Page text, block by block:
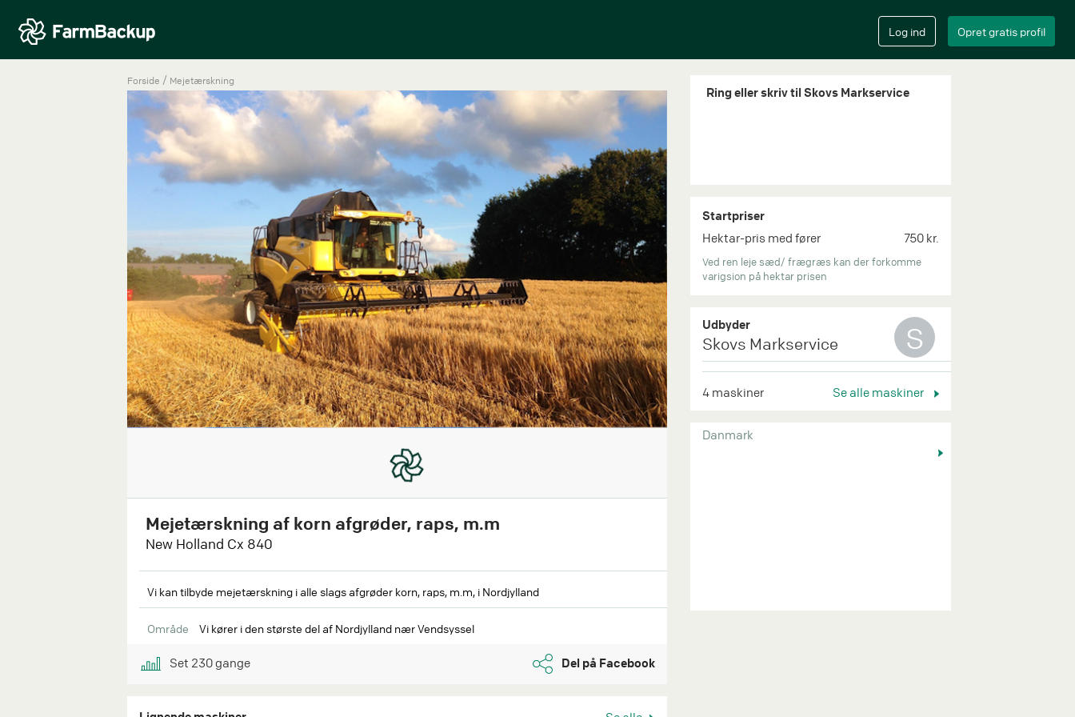
Forside / Mejetærskning
Mejetærskning af korn afgrøder, raps, m.m
New Holland Cx 840
Vi kan tilbyde mejetærskning i alle slags afgrøder korn, raps, m.m, i Nordjylland
Område Vi kører i den største del af Nordjylland nær Vendsyssel
Set 230gange Del på Facebook
Ring eller skriv til Skovs Markservice
Startpriser
Hektar-pris med fører
750 kr.
Ved ren leje sæd/ frægræs kan der forkomme
varigsion på hektar prisen
Udbyder
Skovs Markservice S
4 maskiner Se alle maskiner
Danmark